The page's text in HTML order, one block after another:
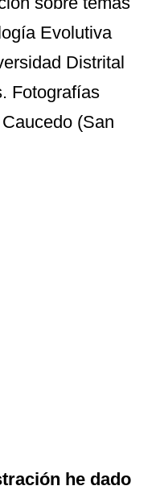
Evolutiva
Distrital
Fotografías
(San
he dado